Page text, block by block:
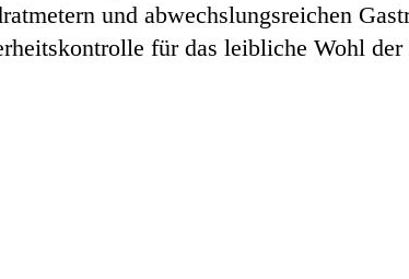
und abwechslungsreichen
für das leibliche Wohl der